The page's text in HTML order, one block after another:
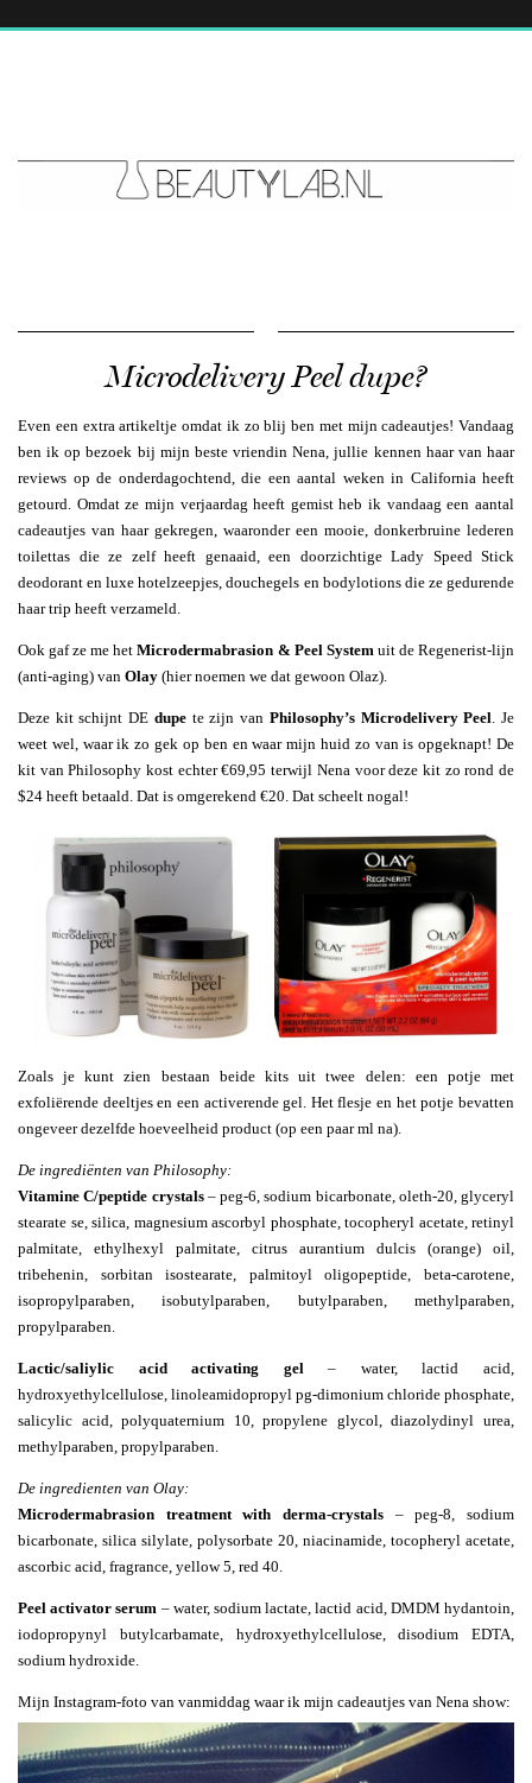
Microdelivery Peel dupe?
Even een extra artikeltje omdat ik zo blij ben met mijn cadeautjes! Vandaag
ben ik op bezoek bij mijn beste vriendin Nena, jullie kennen haar van haar
reviews op de onderdagochtend, die een aantal weken in California heeft
getourd. Omdat ze mijn verjaardag heeft gemist heb ik vandaag een aantal
cadeautjes van haar gekregen, waaronder een mooie, donkerbruine lederen
toilettas die ze zelf heeft genaaid, een doorzichtige Lady Speed Stick
deodorant en luxe hotelzeepjes, douchegels en bodylotions die ze gedurende
haar trip heeft verzameld.
Ook gaf ze me hetMicrodermabrasion & Peel System uit de Regenerist-lijn
(anti-aging) van Olay (hier noemen we dat gewoon Olaz).
Deze kit schijnt DE dupete zijn van Philosophy’s Microdelivery Peel . Je
weet wel, waar ik zo gek op ben en waar mijn huid zo van is opgeknapt! De
kit van Philosophy kost echter €69,95 terwijl Nena voor deze kit zo rond de
$24 heeft betaald. Dat is omgerekend €20. Dat scheelt nogal!
Zoals je kunt zien bestaan beide kits uit twee delen: een potje met
exfoliërende deeltjes en een activerende gel. Het flesje en het potje bevatten
ongeveer dezelfde hoeveelheid product (op een paar ml na).
De ingrediënten van Philosophy:
Vitamine C/peptide crystals– peg-6, sodium bicarbonate, oleth-20, glyceryl
stearate se, silica, magnesium ascorbyl phosphate, tocopheryl acetate, retinyl
palmitate, ethylhexyl palmitate, citrus aurantium dulcis (orange) oil,
tribehenin, sorbitan isostearate, palmitoyl oligopeptide, beta-carotene,
isopropylparaben, isobutylparaben, butylparaben, methylparaben,
propylparaben.
Lactic/saliylic acid activating gel – water, lactid acid,
hydroxyethylcellulose, linoleamidopropyl pg-dimonium chloride phosphate,
salicylic acid, polyquaternium 10, propylene glycol, diazolydinyl urea,
methylparaben, propylparaben.
De ingredienten van Olay:
Microdermabrasion treatment with derma-crystals – peg-8, sodium
bicarbonate, silica silylate, polysorbate 20, niacinamide, tocopheryl acetate,
ascorbic acid, fragrance, yellow 5, red 40.
Peel activator serum – water, sodium lactate, lactid acid, DMDM hydantoin,
iodopropynyl butylcarbamate, hydroxyethylcellulose, disodium EDTA,
sodium hydroxide.
Mijn Instagram-foto van vanmiddag waar ik mijn cadeautjes van Nena show: